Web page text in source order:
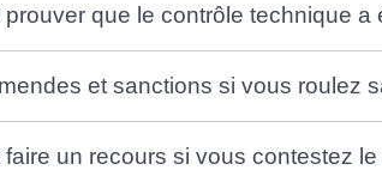
prouver que le contrôle technique a
et sanctions si vous roulez
faire un recours si vous contestez